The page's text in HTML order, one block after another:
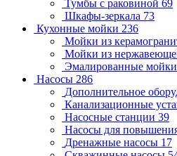
Тумбы с раковиной 69
Шкафы-зеркала 73
Кухонные мойки 236
Мойки из
Мойки из
Эмалированные мойки
Насосы 286
Дополнительное
Канализационные
Насосные станции 39
Насосы для
Дренажные насосы 17